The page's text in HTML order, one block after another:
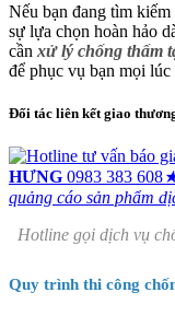
Nếu bạn đang tìm kiếm
sự lựa chọn hoàn hảo
cần xử lý chống thấm
để phục vụ bạn mọi
Đối tác liên kết giao
HƯNG 0983 383 608
quảng cáo sản phẩm
Hotline gọi dịch vụ
Quy trình thi công